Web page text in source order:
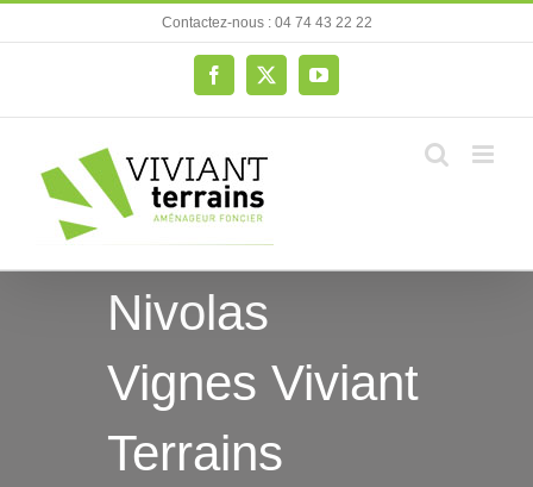
au
Contactez-nous : 04 74 43 22 22
Facebook
X YouTube
Nivolas
Vignes Viviant
Terrains